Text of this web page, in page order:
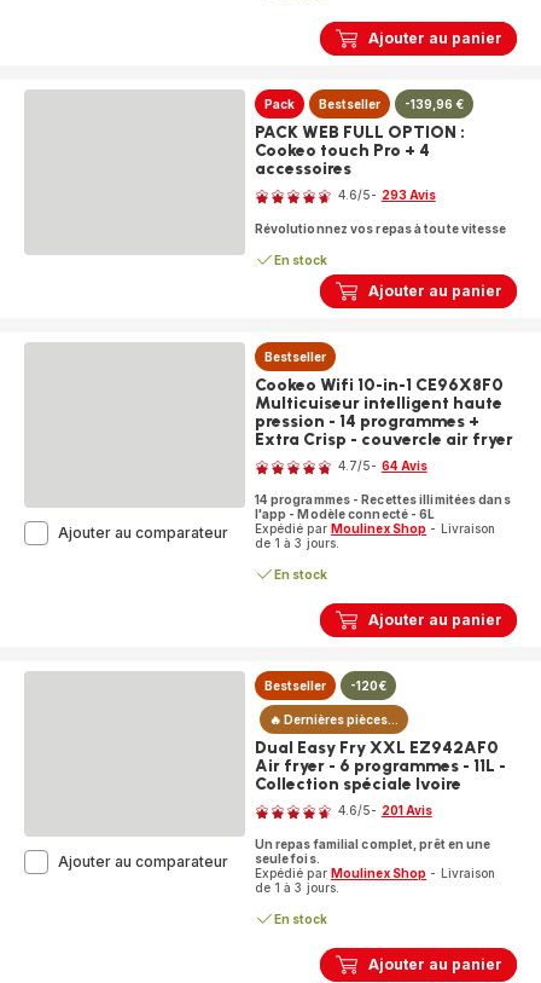
Ajouter au panier
-
programmes
Recettes
Connecté
Balance
Ajouter au panier
Pack Bestseller -139,96 €
PACK WEB FULL OPTION :
Cookeo touch Pro + 4
accessoires
Note
4.6/5- 293 Avis
Révolutionnez vos repas à toute vitesse
En stock
Ajouter au panier
Bestseller
Cookeo Wifi 10-in-1 CE96X8F0
Multicuiseur intelligent haute
pression - 14 programmes +
Extra Crisp - couvercle air fryer
Note
4.7/5- 64 Avis
14 programmes - Recettes illimitées dans
l'app - Modèle connecté - 6L
Expédié par Moulinex Shop - Livraison
de 1 à 3 jours.
En stock
Ajouter au comparateurCookeo
intelligent
haute
pression
programmes
Extra
Crisp
-
couvercle
Ajouter au panier
Bestseller -120€
🔥 Dernières pièces...
Dual Easy Fry XXL EZ942AF0
Air fryer - 6 programmes - 11L -
Collection spéciale Ivoire
Note
4.6/5- 201 Avis
Un repas familial complet, prêt en une
seule fois.
Expédié par Moulinex Shop - Livraison
de 1 à 3 jours.
En stock
Ajouter au comparateurDual
Easy